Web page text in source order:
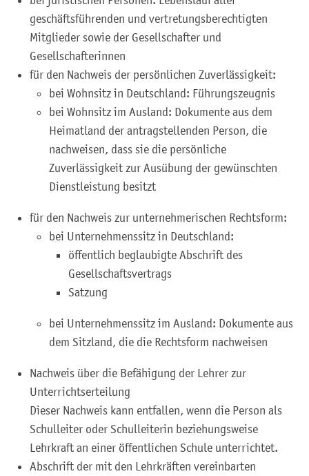
geschäftsführenden und vertretungsberechtigten
Mitglieder sowie der Gesellschafter und
Gesellschafterinnen
für den Nachweis der persönlichen Zuverlässigkeit:
bei Wohnsitz in Deutschland: Führungszeugnis
bei Wohnsitz im Ausland: Dokumente aus dem
Heimatland der antragstellenden Person, die
nachweisen, dass sie die persönliche
Zuverlässigkeit zur Ausübung der gewünschten
Dienstleistung besitzt
für den Nachweis zur unternehmerischen Rechtsform:
bei Unternehmenssitz in Deutschland:
öffentlich beglaubigte Abschrift des
Gesellschaftsvertrags
Satzung
bei Unternehmenssitz im Ausland: Dokumente aus
dem Sitzland, die die Rechtsform nachweisen
Nachweis über die Befähigung der Lehrer zur
Unterrichtserteilung
Dieser Nachweis kann entfallen, wenn die Person als
Schulleiter oder Schulleiterin beziehungsweise
Lehrkraft an einer öffentlichen Schule unterrichtet.
Abschrift der mit den Lehrkräften vereinbarten